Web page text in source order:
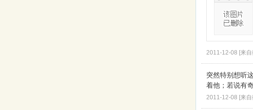
2011-12-08 [来自
突然特别想听
着他；若说有
2011-12-08 [来自